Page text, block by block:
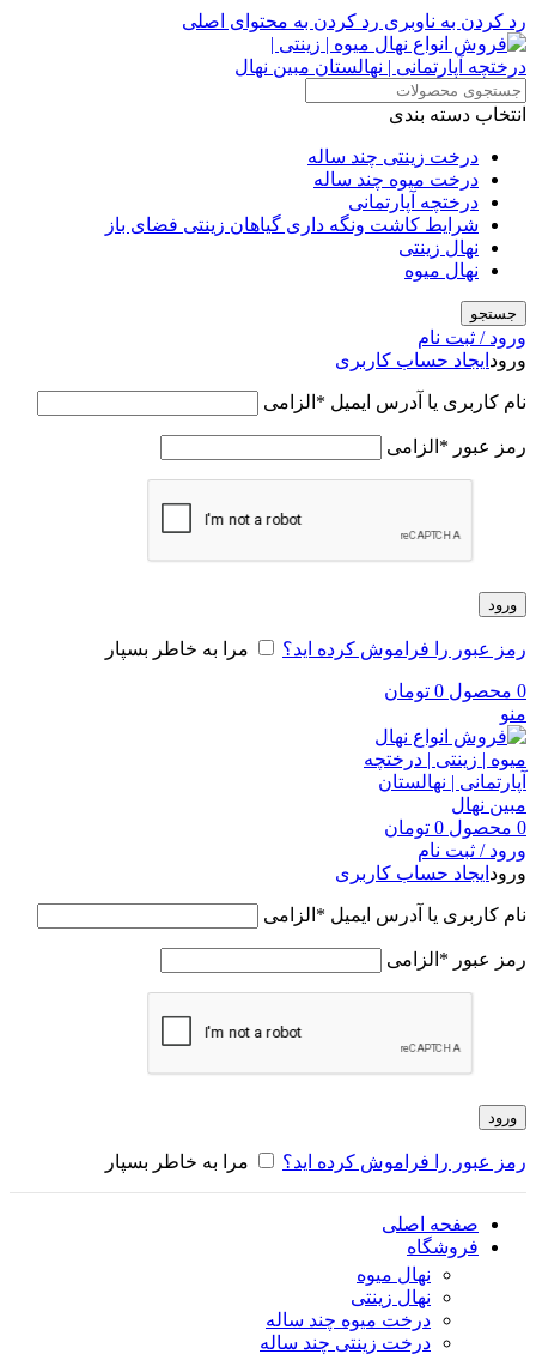
رد کردن به ناوبری رد کردن به محتوای اصلی
انتخاب دسته بندی
درخت زینتی چند ساله
درخت میوه چند ساله
درختچه آپارتمانی
شرایط کاشت ونگه داری گیاهان زینتی فضای باز
نهال زینتی
نهال میوه
جستجو
ورود / ثبت نام
ورود ایجاد حساب کاربری
نام کاربری یا آدرس ایمیل * الزامی
رمز عبور * الزامی
ورود
رمز عبور را فراموش کرده اید؟ مرا به خاطر بسپار
0 محصول 0 تومان
منو
0 محصول 0 تومان
ورود / ثبت نام
ورود ایجاد حساب کاربری
نام کاربری یا آدرس ایمیل * الزامی
رمز عبور * الزامی
ورود
رمز عبور را فراموش کرده اید؟ مرا به خاطر بسپار
صفحه اصلی
فروشگاه
نهال میوه
نهال زینتی
درخت میوه چند ساله
درخت زینتی چند ساله